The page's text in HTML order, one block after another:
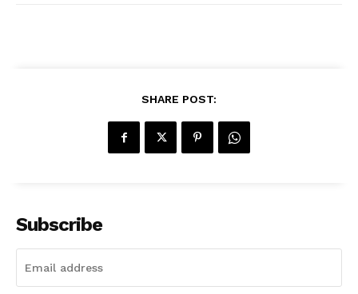
SHARE POST:
Subscribe